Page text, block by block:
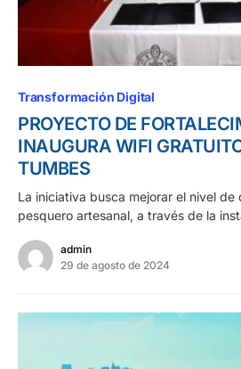
Transformación Digital
PROYECTO DE
INAUGURA WIFI
TUMBES
La iniciativa busca mejorar el nivel de
pesquero artesanal, a través de la
admin
29 de agosto de 2024